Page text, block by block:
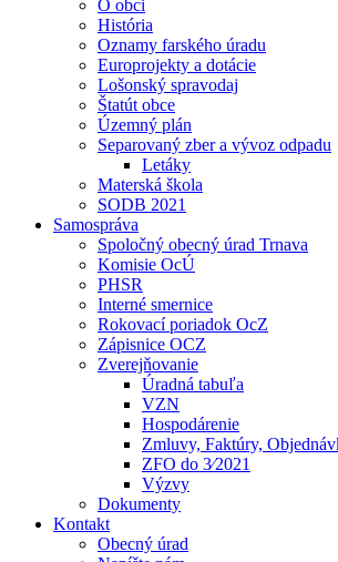
O obci
História
Oznamy farského úradu
Europrojekty a dotácie
Lošonský spravodaj
Štatút obce
Územný plán
Separovaný zber a vývoz odpadu
Letáky
Materská škola
SODB 2021
Samospráva
Spoločný obecný úrad Trnava
Komisie OcÚ
PHSR
Interné smernice
Rokovací poriadok OcZ
Zápisnice OCZ
Zverejňovanie
Úradná tabuľa
VZN
Hospodárenie
Zmluvy, Faktúry,
ZFO do 3⁄2021
Výzvy
Dokumenty
Kontakt
Obecný úrad